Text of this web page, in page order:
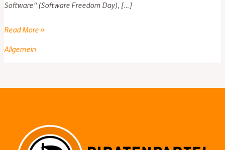
Software“ (Software Freedom Day), […]
Zum
Freedom
Read More »
Allgemein